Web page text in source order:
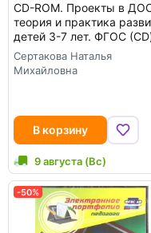
CD-ROM. Проекты в
теория и практика
детей 3-7 лет. ФГОС
Сертакова Наталья
Михайловна
В корзину
9 августа (Вс)
-50%